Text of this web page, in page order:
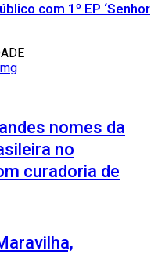
com 1º EP ‘Senhor
nomes da
no
curadoria de